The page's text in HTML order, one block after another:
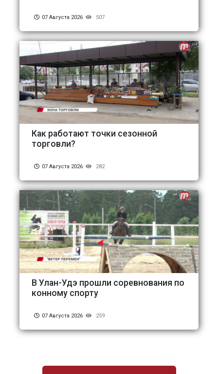
07 Августа 2026 507
Как работают точки сезонной
торговли?
07 Августа 2026 282
В Улан-Удэ прошли соревнования по
конному спорту
07 Августа 2026 259